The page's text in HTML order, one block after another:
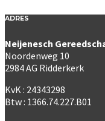
ADRES
Neijenesch
Noordenweg 10
2984 AG Ridderkerk
KvK : 24343298
Btw : 1366.74.227.B01